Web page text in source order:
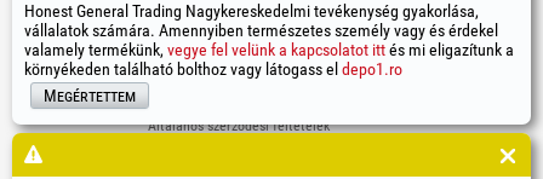
További Hasznos Linkek
Általános szerződési feltételek
Honest General Trading Nagykereskedelmi tevékenység gyakorlása,
vállalatok számára. Amennyiben természetes személy vagy és érdekel
valamely termékünk, vegye fel velünk a kapcsolatot ittés mi eligazítunk a
környékeden található bolthoz vagy látogass el depo1.ro
Megértettem